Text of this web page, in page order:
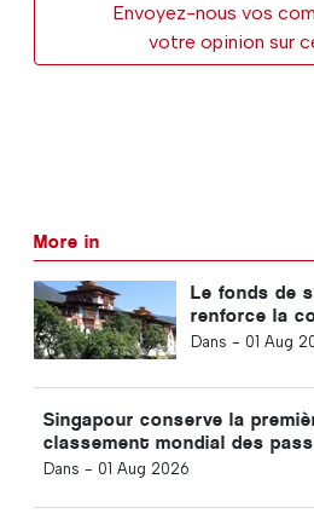
Envoyez-nous vos
votre opinion sur
More in
Le fonds de
renforce la
universelle
Dans - 01 Aug
Singapour conserve la
classement mondial des
puissants
Dans - 01 Aug 2026